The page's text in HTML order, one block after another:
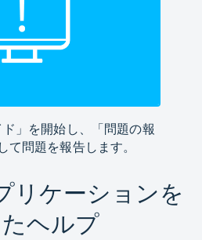
」を開始し、「問題の報
て問題を報告します。
リケーションを
ヘルプ